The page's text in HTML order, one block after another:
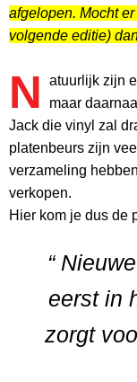
afgelopen. Mocht
volgende editie)
N
atuurlijk zijn
maar
Jack die vinyl zal
platenbeurs zijn
verzameling
verkopen.
Hier kom je dus de
“
eerst in
zorgt